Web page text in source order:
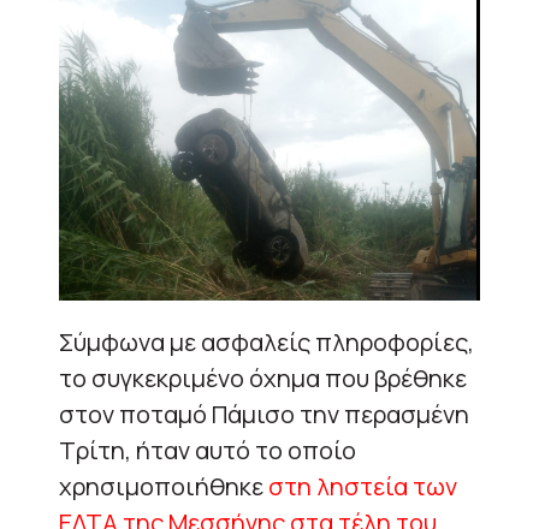
Σύμφωνα με ασφαλείς πληροφορίες,
το συγκεκριμένο όχημα που βρέθηκε
στον ποταμό Πάμισο την περασμένη
Τρίτη, ήταν αυτό το οποίο
χρησιμοποιήθηκεστη ληστεία των
ΕΛΤΑ της Μεσσήνης στα τέλη του